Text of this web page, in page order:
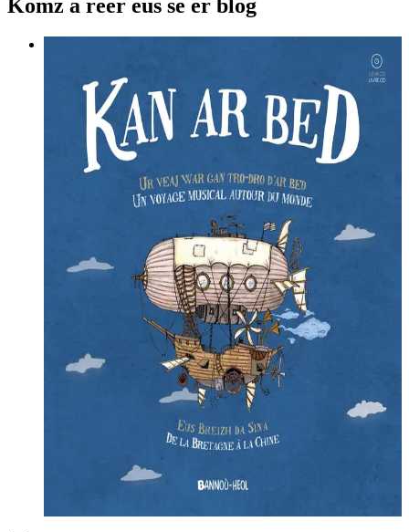
Komz a reer eus se er blog
Kan ar bed, Ur veaj war gan tro-dro d’ar bed
Ur misi eo Kan ar bed. Ur misi hag ur marzh.
Diskouez muioc'h